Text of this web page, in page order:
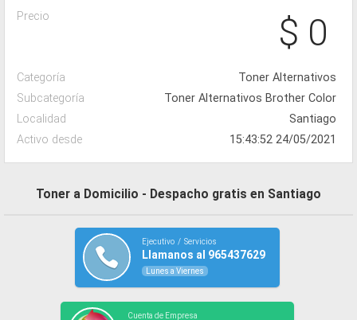
Precio $ 0
Categoría
Toner Alternativos
Subcategoría
Toner Alternativos Brother Color
Localidad
Santiago
Activo desde
15:43:52 24/05/2021
Toner a Domicilio - Despacho gratis en Santiago
Ejecutivo / Servicios
Llamanos al 965437629
Lunes a Viernes
Cuenta de Empresa